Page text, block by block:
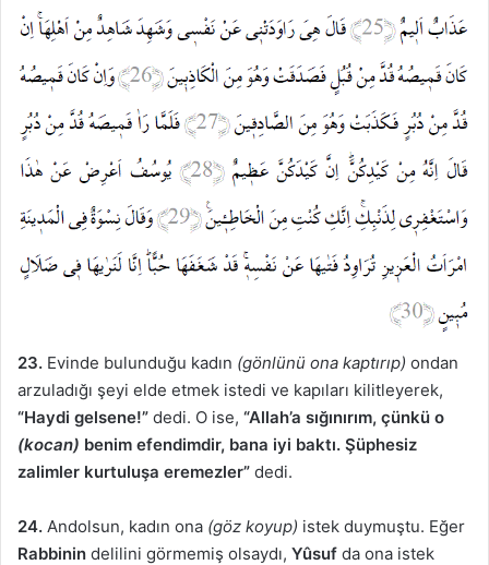
23. Evinde bulunduğu kadın (gönlünü ona kaptırıp) ondan
arzuladığı şeyi elde etmek istedi ve kapıları kilitleyerek,
“Haydi gelsene!” dedi. O ise, “Allah’a sığınırım, çünkü o
(kocan) benim efendimdir, bana iyi baktı. Şüphesiz
zalimler kurtuluşa eremezler” dedi.
24. Andolsun, kadın ona (göz koyup) istek duymuştu. Eğer
Rabbinin delilini görmemiş olsaydı, Yûsuf da ona istek